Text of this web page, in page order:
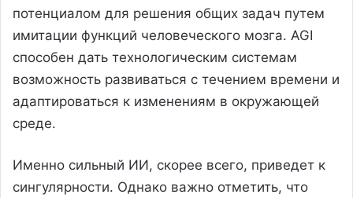
потенциалом для решения общих задач путем
имитации функций человеческого мозга. AGI
способен дать технологическим системам
возможность развиваться с течением времени и
адаптироваться к изменениям в окружающей
среде.
Именно сильный ИИ, скорее всего, приведет к
сингулярности. Однако важно отметить, что